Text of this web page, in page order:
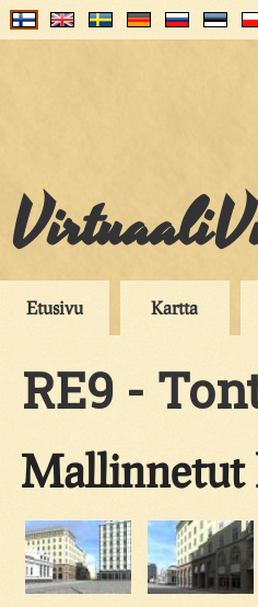
Etusivu Kartta
RE9 -
Mallinnetut